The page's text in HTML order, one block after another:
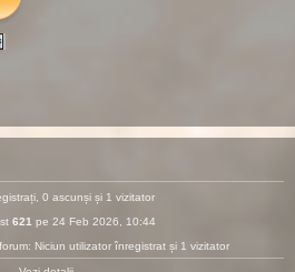
0 ascunși și 1 vizitator
621 pe 24 Feb 2026, 10:44
Niciun utilizator înregistrat și 1 vizitator